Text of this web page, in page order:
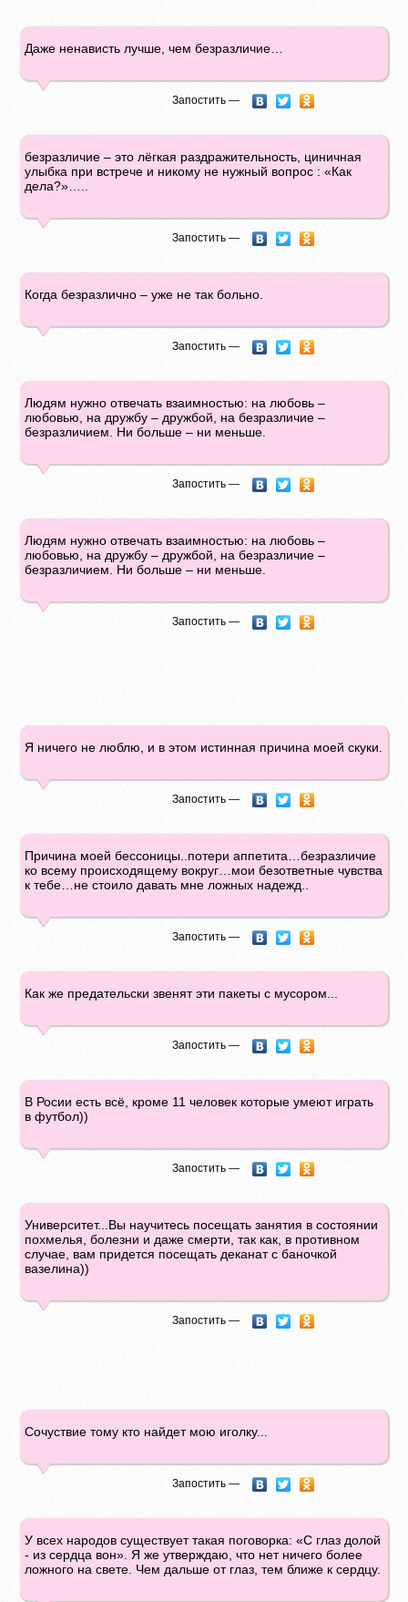
Даже ненависть лучше, чем безразличие…
Запостить —
безразличие – это лёгкая раздражительность, циничная
улыбка при встрече и никому не нужный вопрос : «Как
дела?»…..
Запостить —
Когда безразлично – уже не так больно.
Запостить —
Людям нужно отвечать взаимностью: на любовь –
любовью, на дружбу – дружбой, на безразличие –
безразличием. Ни больше – ни меньше.
Запостить —
Людям нужно отвечать взаимностью: на любовь –
любовью, на дружбу – дружбой, на безразличие –
безразличием. Ни больше – ни меньше.
Запостить —
Я ничего не люблю, и в этом истинная причина моей скуки.
Запостить —
Причина моей бессоницы..потери аппетита…безразличие
ко всему происходящему вокруг…мои безответные чувства
к тебе…не стоило давать мне ложных надежд..
Запостить —
Как же предательски звенят эти пакеты с мусором...
Запостить —
В Росии есть всё, кроме 11 человек которые умеют играть
в футбол))
Запостить —
Университет...Вы научитесь посещать занятия в состоянии
похмелья, болезни и даже смерти, так как, в противном
случае, вам придется посещать деканат с баночкой
вазелина))
Запостить —
Сочуствие тому кто найдет мою иголку...
Запостить —
У всех народов существует такая поговорка: «С глаз долой
- из сердца вон». Я же утверждаю, что нет ничего более
ложного на свете. Чем дальше от глаз, тем ближе к сердцу.